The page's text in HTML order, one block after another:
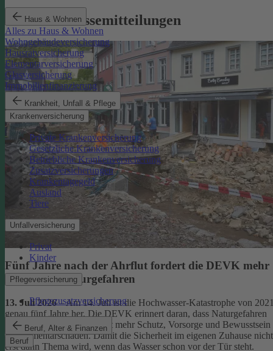
Haus & Wohnen
Alles zu Haus & Wohnen
Wohngebäudeversicherung
Hausratversicherung
Elementarversicherung
Glasversicherung
Immobilienfinanzierung
Krankheit, Unfall & Pflege
Krankenversicherung
Private Krankenversicherung
Gesetzliche Krankenversicherung
Betriebliche Krankenversicherung
Zusatzversicherungen
Krankentagegeld
Ausland
Tiere
Unfallversicherung
Privat
Kinder
Pflegeversicherung
Pflegezusatzversicherung
Beruf, Alter & Finanzen
Beruf
Aktuelle Pressemitteilungen
Fünf Jahre nach der Ahrflut fordert die DEVK mehr
Schutz vor Naturgefahren
13. Juli 2026– Am 14. Juli ist die Hochwasser-Katastrophe von
genau fünf Jahre her. Die DEVK erinnert daran, dass Naturgefahren
überall drohen – und fordert mehr Schutz, Vorsorge und Bewusstsein
für Elementarschäden. Damit die Sicherheit im eigenen Zuhause nicht
erst dann Thema wird, wenn das Wasser schon vor der Tür steht.